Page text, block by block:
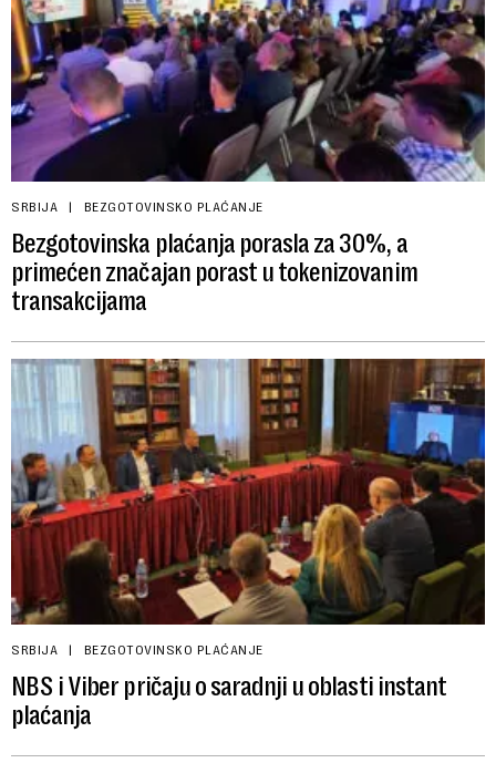
SRBIJA BEZGOTOVINSKO PLAĆANJE
Bezgotovinska plaćanja porasla za 30%, a
primećen značajan porast u tokenizovanim
transakcijama
SRBIJA BEZGOTOVINSKO PLAĆANJE
NBS i Viber pričaju o saradnji u oblasti instant
plaćanja